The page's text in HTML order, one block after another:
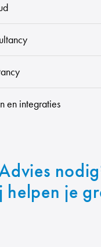
en integraties
helpen je